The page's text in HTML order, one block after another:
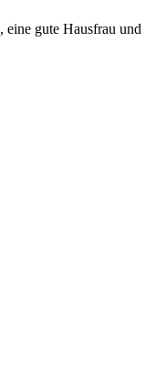
eine gute Hausfrau und